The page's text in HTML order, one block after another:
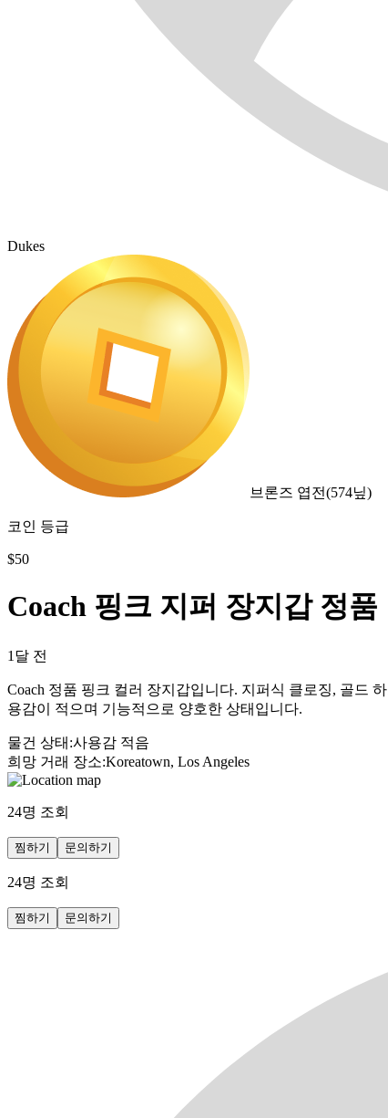
Dukes
브론즈 엽전(574닢)
코인 등급
$50
Coach 핑크 지퍼 장지갑 정품
1달 전
Coach 정품 핑크 컬러 장지갑입니다. 지퍼식 클로징, 골드
용감이 적으며 기능적으로 양호한 상태입니다.
물건 상태 :사용감 적음
희망 거래 장소:Koreatown, Los Angeles
24명 조회
찜하기 문의하기
24명 조회
찜하기 문의하기